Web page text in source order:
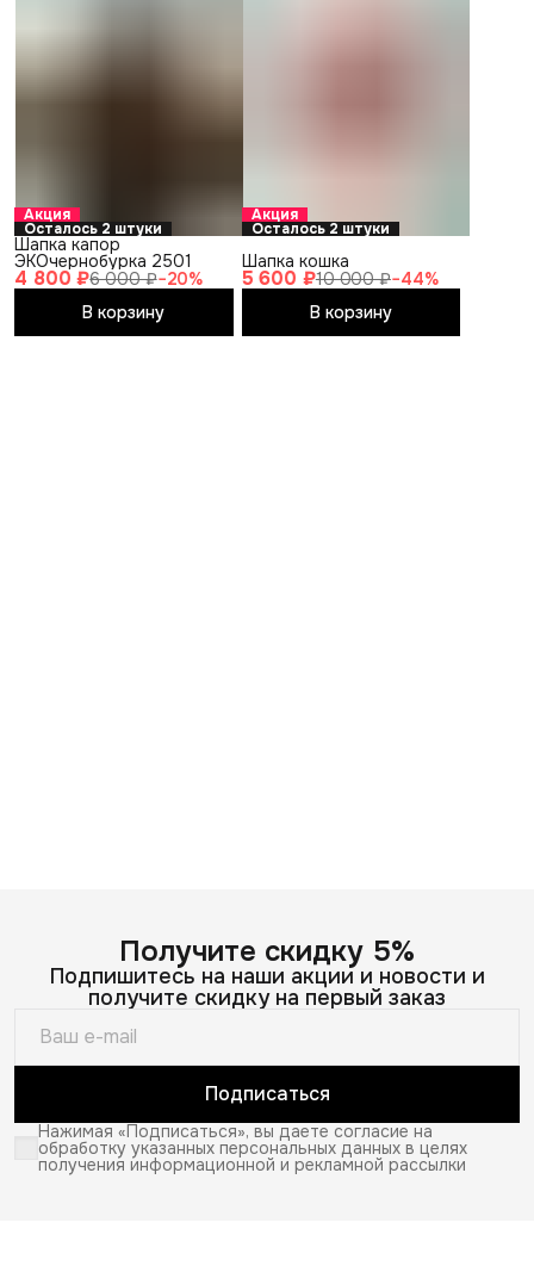
Акция
Осталось 2 штуки
4 800 ₽6 000 ₽−20%
Шапка капор
ЭКОчернобурка 2501
В корзину
Акция
Осталось 2 штуки
5 600 ₽10 000 ₽−44%
Шапка кошка
В корзину
Получите скидку 5%
Подпишитесь на наши акции и новости и
получите скидку на первый заказ
Подписаться
Нажимая «Подписаться», вы даете согласие на
обработку указанных персональных данных в целях
получения информационной и рекламной рассылки